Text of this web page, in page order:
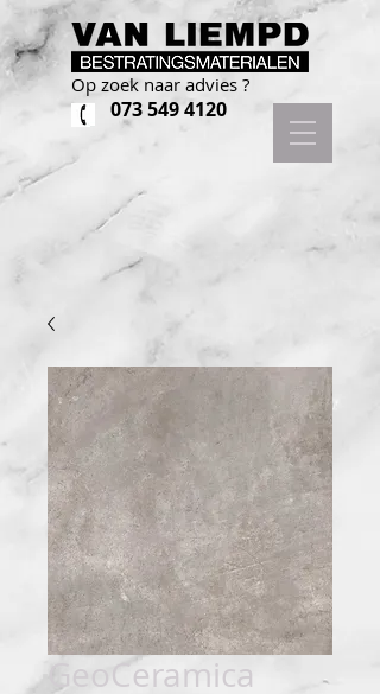
Op zoek naar advies ?
073 549 4120
GeoCeramica